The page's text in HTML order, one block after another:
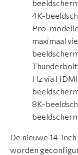
4K-
Pro-
maximaal
Hz via
8K-
De nieuwe 14-
worden